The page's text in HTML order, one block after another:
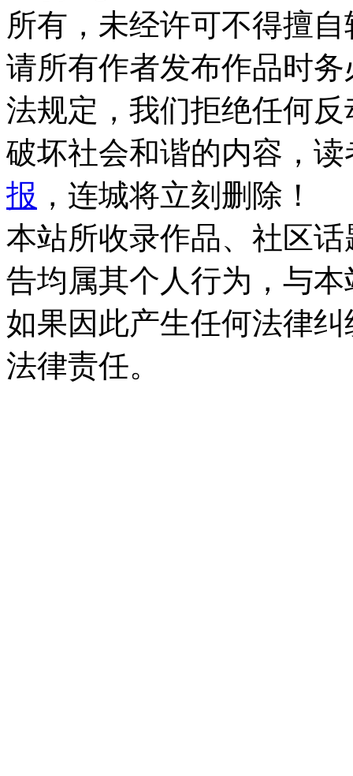
所有，未经许可不得擅
请所有作者发布作品时
法规定，我们拒绝任何
破坏社会和谐的内容，
报 ，连城将立刻删除！
本站所收录作品、社区
告均属其个人行为，与
如果因此产生任何法律
法律责任。